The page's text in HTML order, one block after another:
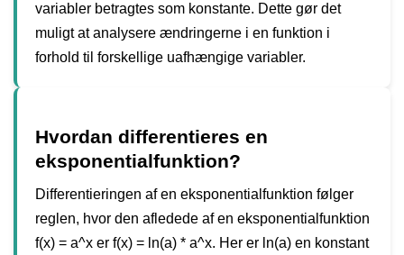
variabler betragtes som konstante. Dette gør det
muligt at analysere ændringerne i en funktion i
forhold til forskellige uafhængige variabler.
Hvordan differentieres en
eksponentialfunktion?
Differentieringen af en eksponentialfunktion følger
reglen, hvor den afledede af en eksponentialfunktion
f(x) = a^x er f(x) = ln(a) * a^x. Her er ln(a) en konstant